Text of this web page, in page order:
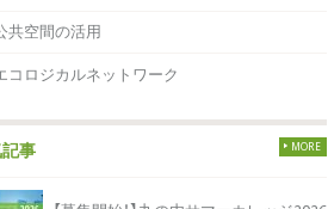
共空間の活用
コロジカルネットワーク
記事 MORE